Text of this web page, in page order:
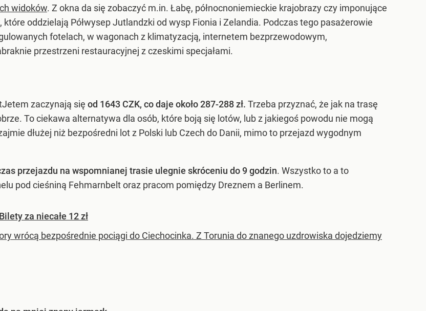
widoków. Z okna da się zobaczyć m.in. Łabę, północnoniemieckie krajobrazy czy imponujące
które oddzielają Półwysep Jutlandzki od wysp Fionia i Zelandia. Podczas tego pasażerowie
fotelach, w wagonach z klimatyzacją, internetem bezprzewodowym,
przestrzeni restauracyjnej z czeskimi specjałami.
zaczynają się od 1643 CZK, co daje około 287-288 zł. Trzeba przyznać, że jak na trasę
To ciekawa alternatywa dla osób, które boją się lotów, lub z jakiegoś powodu nie mogą
dłużej niż bezpośredni lot z Polski lub Czech do Danii, mimo to przejazd wygodnym
przejazdu na wspomnianej trasie ulegnie skróceniu do 9 godzin. Wszystko to a to
pod cieśniną Fehmarnbelt oraz pracom pomiędzy Dreznem a Berlinem.
za niecałe 12 zł
wrócą bezpośrednie pociągi do Ciechocinka. Z Torunia do znanego uzdrowiska dojedziemy